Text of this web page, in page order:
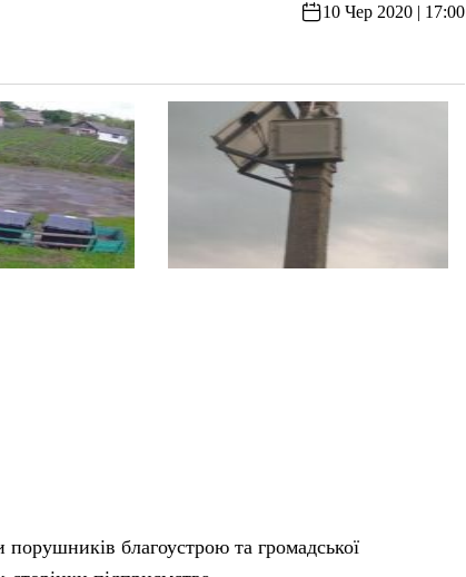
10 Чер 2020 | 17:00
порушників благоустрою та громадської